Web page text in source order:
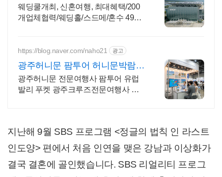
최대 2,000만원 결혼지원
웨딩쿨개최, 신혼여행, 최대혜택/200
개업체협력/웨딩홀/스드메/혼수 49%
https://blog.naver.com/naho21 광고
광주허니문 팜투어 허니문박람회
특가혜택
광주허니문 전문여행사 팜투어 유럽
발리 푸켓 광주크루즈전문여행사 신
지난해 9월 SBS 프로그램 <정글의 법칙 인 라스트
인도양> 편에서 처음 인연을 맺은 강남과 이상화가
결국 결혼에 골인했습니다. SBS 리얼리티 프로그